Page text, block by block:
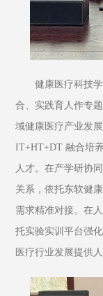
健康医疗科技
合、实践育人作专
域健康医疗产业发
IT+HT+DT 融合培
人才。在产学研协
关系，依托东软健
需求精准对接。在
托实验实训平台强
医疗行业发展提供人